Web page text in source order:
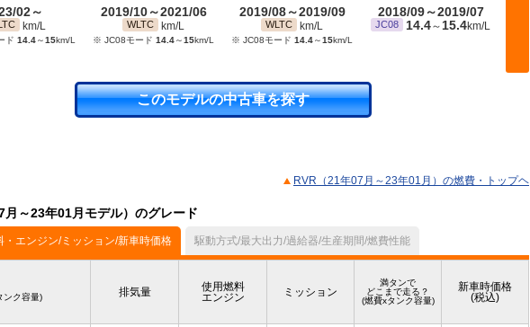
02～
km/L
ド 14.4～15km/L
2019/10～2021/06
WLTC km/L
※ JC08モード 14.4～15km/L
2019/08～2019/09
WLTC km/L
※ JC08モード 14.4～15km/L
2018/09～2019/07
JC08 14.4～15.4km/L
このモデルの中古車を探す
RVR（21年07月～23年01月）の燃費・トップヘ
月～23年01月モデル）のグレード
・エンジン/ミッション/新車時価格 駆動方式/最大出力/過給器/生産期間/燃費性能
ンク容量) 排気量
使用燃料
エンジン
ミッション
満タンで
どこまで走る？
(燃費xタンク容量)
新車時価格
(税込)